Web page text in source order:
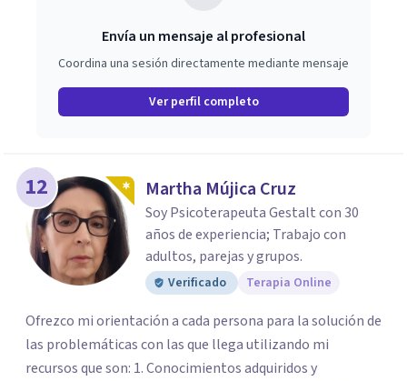
Envía un mensaje al profesional
Coordina una sesión directamente mediante mensaje
Ver perfil completo
12 Martha Mújica Cruz
Soy Psicoterapeuta Gestalt con 30
años de experiencia; Trabajo con
adultos, parejas y grupos.
Verificado Terapia Online
Ofrezco mi orientación a cada persona para la solución de
las problemáticas con las que llega utilizando mi
recursos que son: 1. Conocimientos adquiridos y